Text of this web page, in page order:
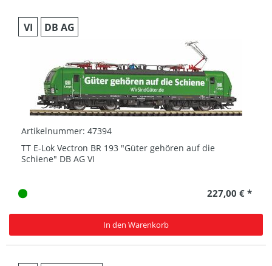
VI DB AG
Artikelnummer: 47394
TT E-Lok Vectron BR 193 "Güter gehören auf die
Schiene" DB AG VI
227,00 € *
In den Warenkorb